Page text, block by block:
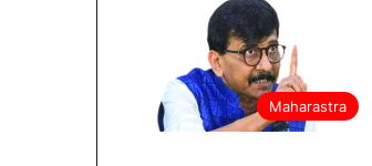
Maharastraव्यापारियों
को